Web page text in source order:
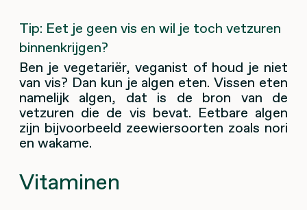
Tip: Eet je geen vis en wil je toch vetzuren
binnenkrijgen?
Ben je vegetariër, veganist of houd je niet
van vis? Dan kun je algen eten. Vissen eten
namelijk algen, dat is de bron van de
vetzuren die de vis bevat. Eetbare algen
zijn bijvoorbeeld zeewiersoorten zoals nori
en wakame.
Vitaminen